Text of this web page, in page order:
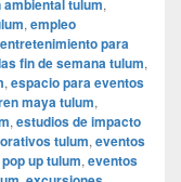
tulum
, empleo
entretenimiento para
fin de semana tulum,
, espacio para eventos
maya tulum,
, estudios de impacto
tulum, eventos
up tulum, eventos